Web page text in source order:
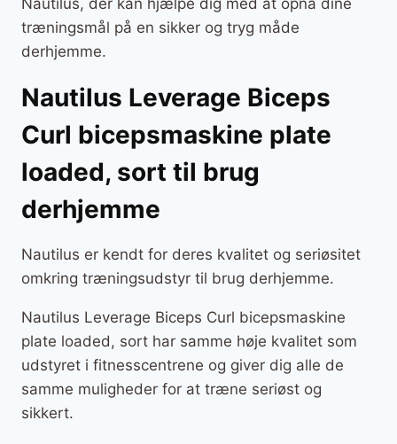
Nautilus, der kan hjælpe dig med at opnå dine
træningsmål på en sikker og tryg måde
derhjemme.
Nautilus Leverage Biceps
Curl bicepsmaskine plate
loaded, sort til brug
derhjemme
Nautilus er kendt for deres kvalitet og seriøsitet
omkring træningsudstyr til brug derhjemme.
Nautilus Leverage Biceps Curl bicepsmaskine
plate loaded, sort har samme høje kvalitet som
udstyret i fitnesscentrene og giver dig alle de
samme muligheder for at træne seriøst og
sikkert.